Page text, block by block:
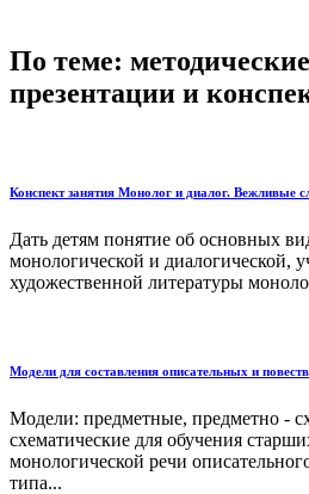
По теме:
презентации и
Конспект занятия Монолог и диалог. Вежливые
Дать детям понятие об основных
монологической и диалогической,
художественной литературы
Модели для составления описательных и
Модели: предметные, предметно -
схематические для обучения
монологической речи
типа...